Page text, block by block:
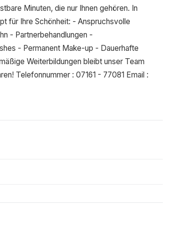
Minuten, die nur Ihnen gehören. In
für Ihre Schönheit: - Anspruchsvolle
- Partnerbehandlungen -
- Permanent Make-up - Dauerhafte
Weiterbildungen bleibt unser Team
Telefonnummer : 07161 - 77081 Email :